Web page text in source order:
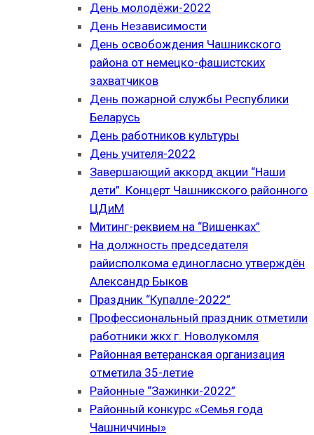
День молодёжи-2022
День Независимости
День освобождения Чашникского
района от немецко-фашистских
захватчиков
День пожарной службы Республики
Беларусь
День работников культуры
День учителя-2022
Завершающий аккорд акции “Наши
дети”. Концерт Чашникского районного
ЦДиМ
Митинг-реквием на “Вишенках”
На должность председателя
райисполкома единогласно утверждён
Александр Быков
Праздник “Купалле-2022”
Профессиональный праздник отметили
работники жкх г. Новолукомля
Районная ветеранская организация
отметила 35-летие
Районные “Зажинки-2022”
Районный конкурс «Семья года
Чашниччины»